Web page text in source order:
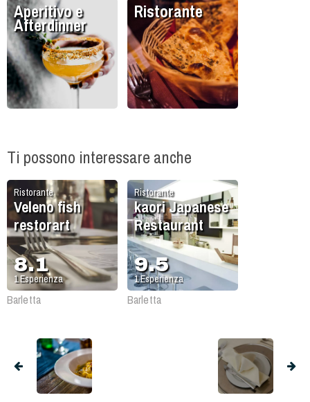
Aperitivo e
Afterdinner
Ristorante
Ti possono interessare anche
Ristorante
Veleno fish
restorart
8.1
1Esperienza
Barletta
Ristorante
kaori Japanese
Restaurant
9.5
1Esperienza
Barletta